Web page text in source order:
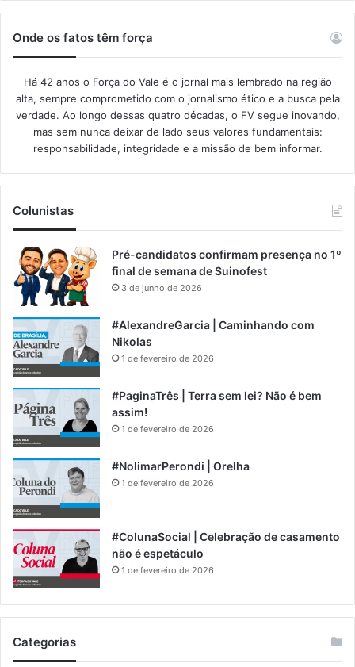
Onde os fatos têm força
Há 42 anos o Força do Vale é o jornal mais lembrado na região
alta, sempre comprometido com o jornalismo ético e a busca pela
verdade. Ao longo dessas quatro décadas, o FV segue inovando,
mas sem nunca deixar de lado seus valores fundamentais:
responsabilidade, integridade e a missão de bem informar.​
Colunistas
Pré-candidatos confirmam presença no 1º
final de semana de Suinofest
3 de junho de 2026
#AlexandreGarcia | Caminhando com
Nikolas
1 de fevereiro de 2026
#PaginaTrês | Terra sem lei? Não é bem
assim!
1 de fevereiro de 2026
#NolimarPerondi | Orelha
1 de fevereiro de 2026
#ColunaSocial | Celebração de casamento
não é espetáculo
1 de fevereiro de 2026
Categorias